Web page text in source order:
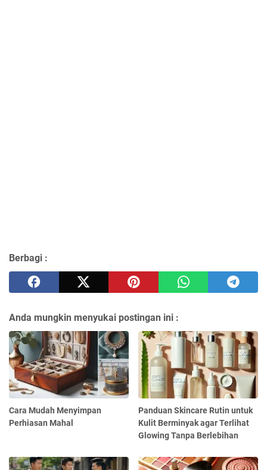
Berbagi :
Anda mungkin menyukai postingan ini :
Cara Mudah Menyimpan
Perhiasan Mahal
Panduan Skincare Rutin untuk
Kulit Berminyak agar Terlihat
Glowing Tanpa Berlebihan